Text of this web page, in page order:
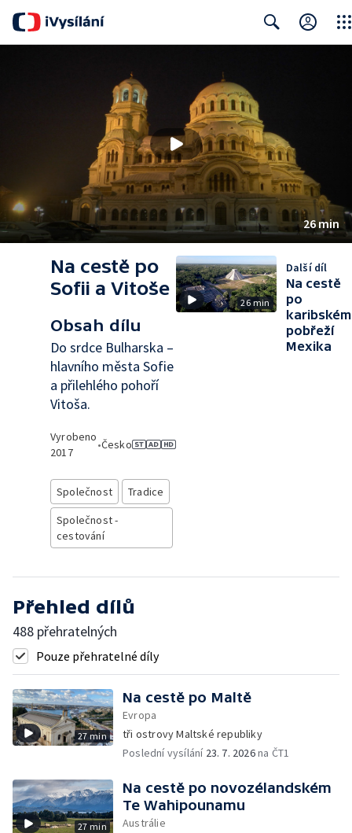
26 min
Na cestě po
Sofii a Vitoše
Obsah dílu
Do srdce Bulharska –
hlavního města Sofie
a přilehlého pohoří
Vitoša.
Vyrobeno
2017
•Česko
Společnost
Tradice
Společnost -
cestování
26 min
Další díl
Na cestě
po
karibském
pobřeží
Mexika
Přehled dílů
488 přehratelných
Pouze přehratelné díly
27 min
Na cestě po Maltě
Evropa
tři ostrovy Maltské republiky
Poslední vysílání 23. 7. 2026na ČT1
27 min
Na cestě po novozélandském
Te Wahipounamu
Austrálie